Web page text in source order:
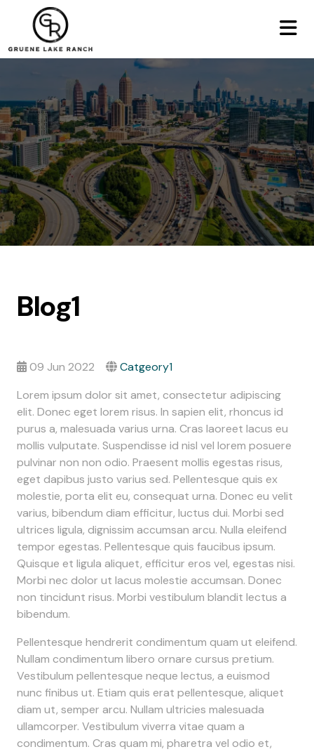
Blog1
09 Jun 2022
Catgeory1
Lorem ipsum dolor sit amet, consectetur adipiscing
elit. Donec eget lorem risus. In sapien elit, rhoncus id
purus a, malesuada varius urna. Cras laoreet lacus eu
mollis vulputate. Suspendisse id nisl vel lorem posuere
pulvinar non non odio. Praesent mollis egestas risus,
eget dapibus justo varius sed. Pellentesque quis ex
molestie, porta elit eu, consequat urna. Donec eu velit
varius, bibendum diam efficitur, luctus dui. Morbi sed
ultrices ligula, dignissim accumsan arcu. Nulla eleifend
tempor egestas. Pellentesque quis faucibus ipsum.
Quisque et ligula aliquet, efficitur eros vel, egestas nisi.
Morbi nec dolor ut lacus molestie accumsan. Donec
non tincidunt risus. Morbi vestibulum blandit lectus a
bibendum.
Pellentesque hendrerit condimentum quam ut eleifend.
Nullam condimentum libero ornare cursus pretium.
Vestibulum pellentesque neque lectus, a euismod
nunc finibus ut. Etiam quis erat pellentesque, aliquet
diam ut, semper arcu. Nullam ultricies malesuada
ullamcorper. Vestibulum viverra vitae quam a
condimentum. Cras quam mi, pharetra vel odio et,